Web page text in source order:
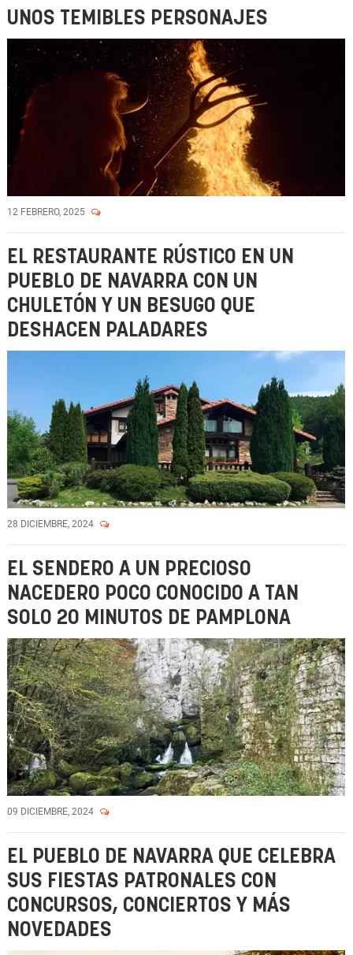
UNOS TEMIBLES PERSONAJES
12 FEBRERO, 2025
EL RESTAURANTE RÚSTICO EN UN
PUEBLO DE NAVARRA CON UN
CHULETÓN Y UN BESUGO QUE
DESHACEN PALADARES
28 DICIEMBRE, 2024
EL SENDERO A UN PRECIOSO
NACEDERO POCO CONOCIDO A TAN
SOLO 20 MINUTOS DE PAMPLONA
09 DICIEMBRE, 2024
EL PUEBLO DE NAVARRA QUE CELEBRA
SUS FIESTAS PATRONALES CON
CONCURSOS, CONCIERTOS Y MÁS
NOVEDADES